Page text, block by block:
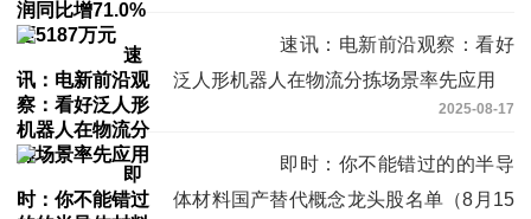
速讯：电新前沿观察：看好
泛人形机器人在物流分拣场景率先应用
2025-08-17
即时：你不能错过的的半导
体材料国产替代概念龙头股名单（8月15